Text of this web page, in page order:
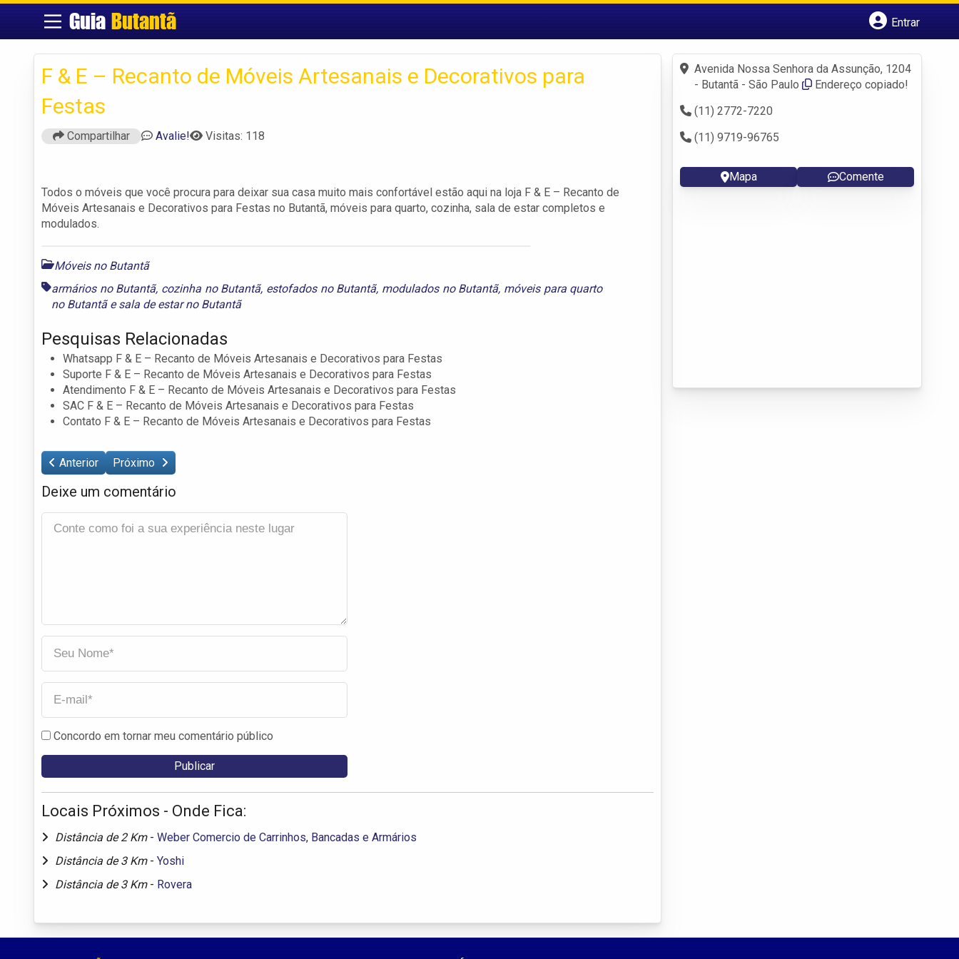
GuiaButantã
Entrar
Fazer login
Criar conta
F & E – Recanto de Móveis Artesanais e Decorativos para
Festas
Compartilhar Avalie! Visitas: 118
Todos o móveis que você procura para deixar sua casa muito mais confortável estão aqui na loja F & E – Recanto de
Móveis Artesanais e Decorativos para Festas no Butantã, móveis para quarto, cozinha, sala de estar completos e
modulados.
Móveis no Butantã
armários no Butantã, cozinha no Butantã, estofados no Butantã, modulados no Butantã, móveis para quarto
no Butantãesala de estar no Butantã
Pesquisas Relacionadas
Whatsapp F & E – Recanto de Móveis Artesanais e Decorativos para Festas
Suporte F & E – Recanto de Móveis Artesanais e Decorativos para Festas
Atendimento F & E – Recanto de Móveis Artesanais e Decorativos para Festas
SAC F & E – Recanto de Móveis Artesanais e Decorativos para Festas
Contato F & E – Recanto de Móveis Artesanais e Decorativos para Festas
Anterior Próximo
Deixe um comentário
Concordo em tornar meu comentário público
Locais Próximos - Onde Fica:
Distância de 2 Km - Weber Comercio de Carrinhos, Bancadas e Armários
Distância de 3 Km - Yoshi
Distância de 3 Km - Rovera
Avenida Nossa Senhora da Assunção, 1204
- Butantã - São Paulo
Endereço copiado!
(11) 2772-7220
(11) 9719-96765
Mapa Comente